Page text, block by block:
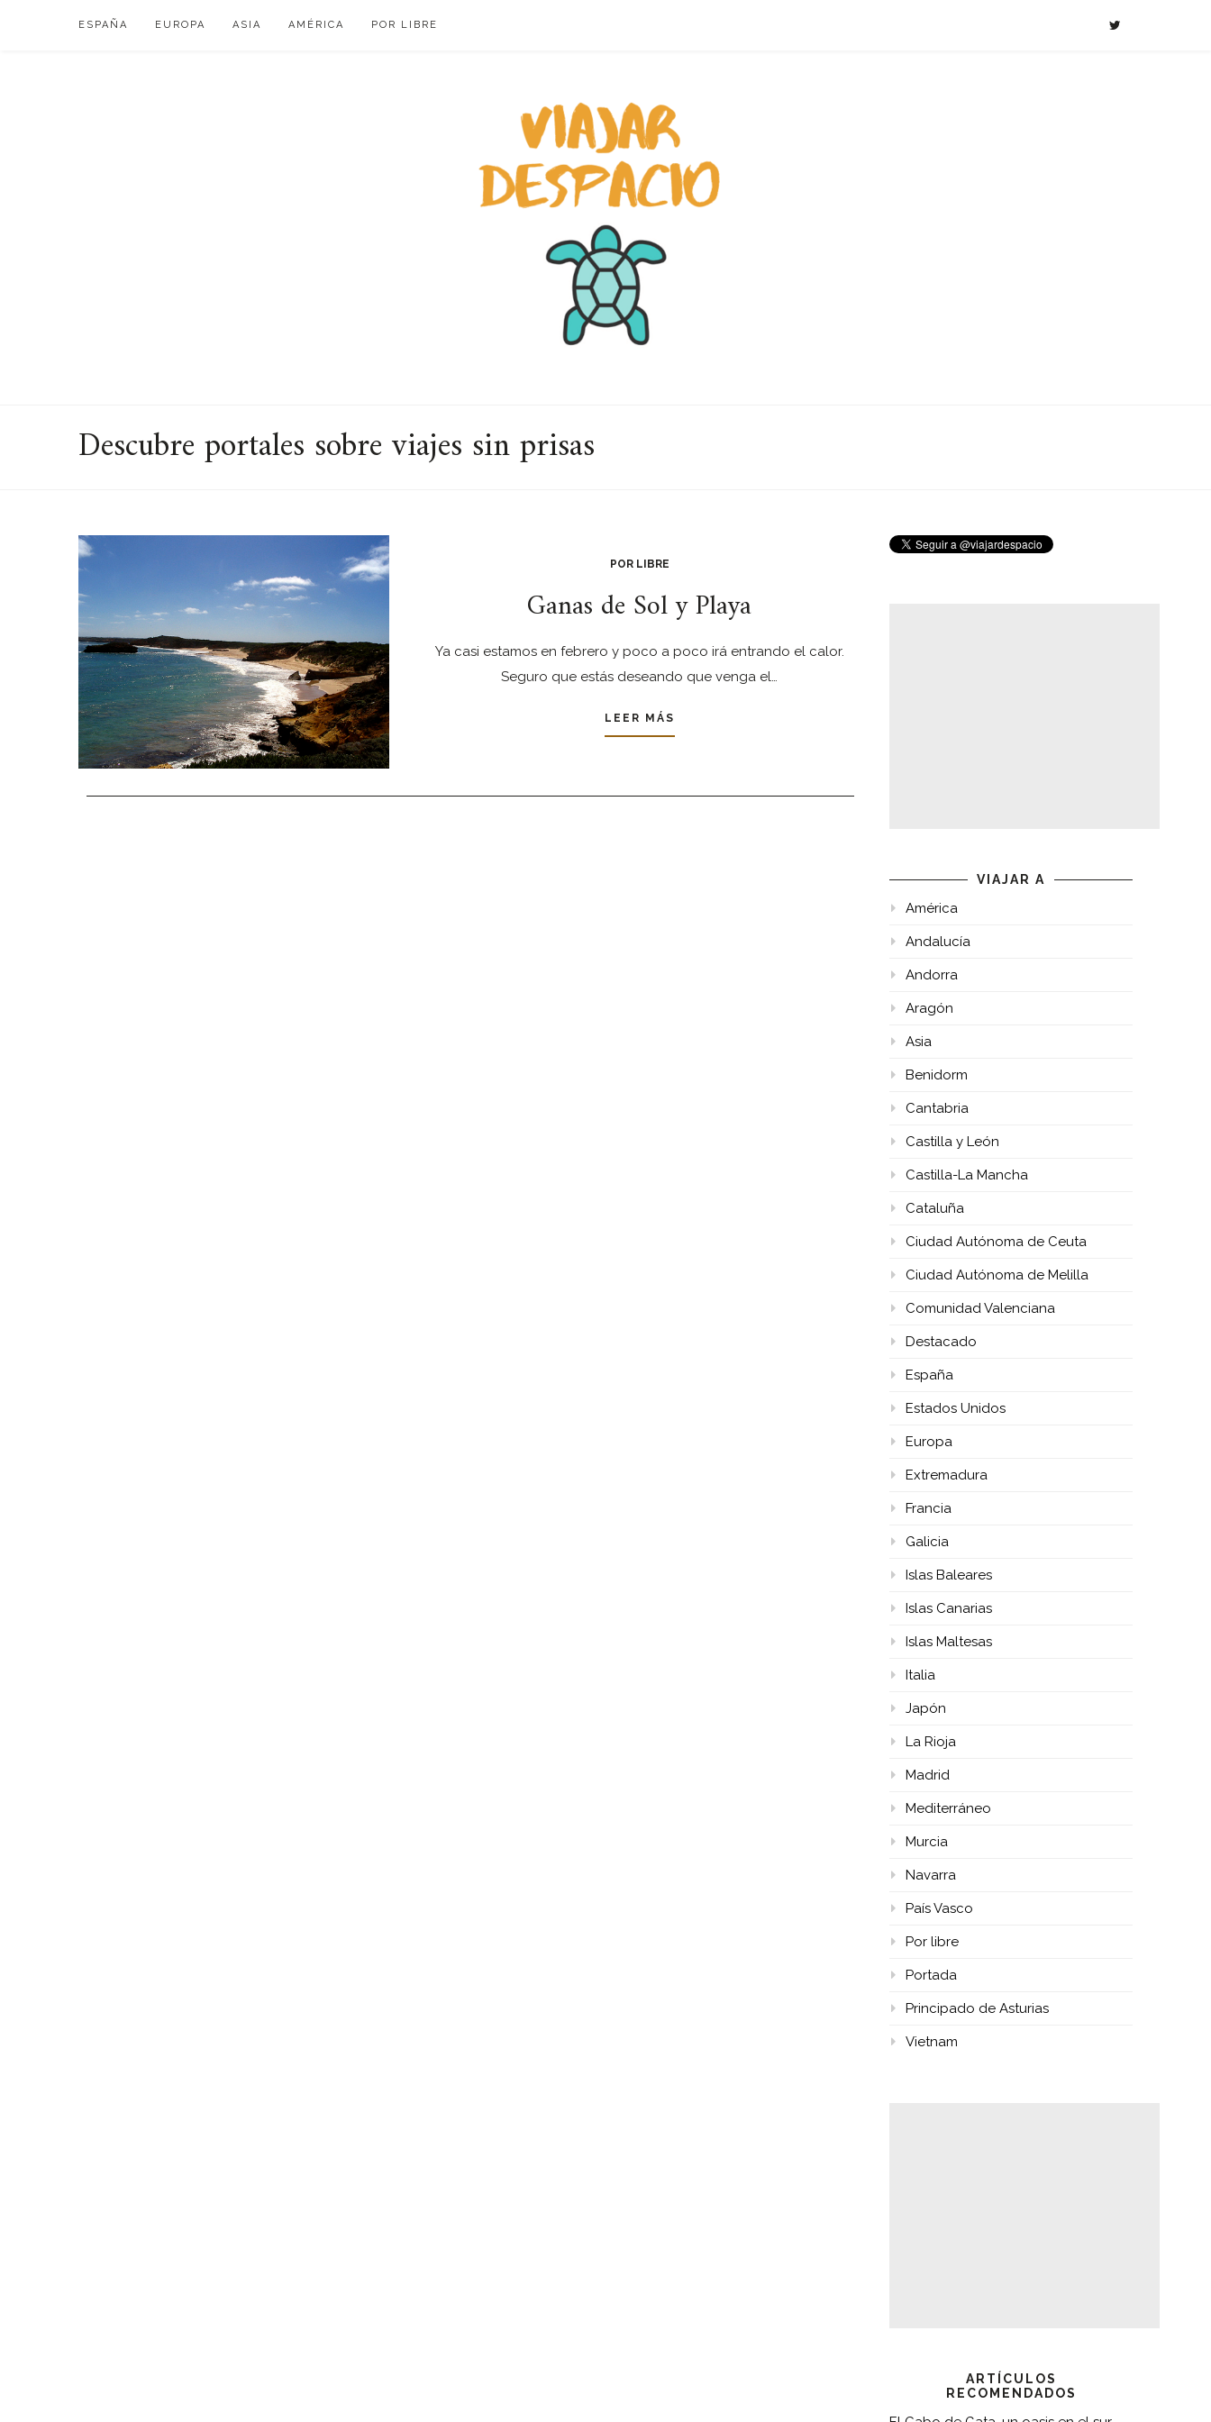
ESPAÑA EUROPA ASIA AMÉRICA POR LIBRE
Descubre portales sobre viajes sin prisas
POR LIBRE
Ganas de Sol y Playa
Ya casi estamos en febrero y poco a poco irá entrando el calor.
Seguro que estás deseando que venga el…
LEER MÁS
VIAJAR A
América
Andalucía
Andorra
Aragón
Asia
Benidorm
Cantabria
Castilla y León
Castilla-La Mancha
Cataluña
Ciudad Autónoma de Ceuta
Ciudad Autónoma de Melilla
Comunidad Valenciana
Destacado
España
Estados Unidos
Europa
Extremadura
Francia
Galicia
Islas Baleares
Islas Canarias
Islas Maltesas
Italia
Japón
La Rioja
Madrid
Mediterráneo
Murcia
Navarra
País Vasco
Por libre
Portada
Principado de Asturias
Vietnam
ARTÍCULOS
RECOMENDADOS